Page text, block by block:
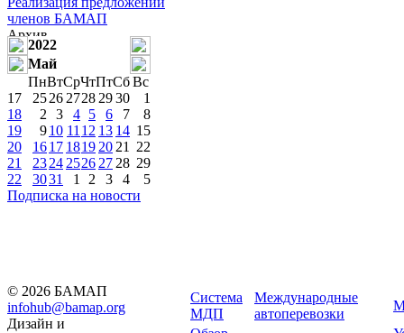
членов БАМАП
2022
Май
ПнВтСрЧтПтСбВс
17
2526 2728 2930
1
18
2 3 4 5 6 7
8
19
910 11 12 13 14 15
20
1617 1819 20 21
22
21
2324 2526 27 28 29
22
3031 1 2 3 4
5
Подписка на новости
© 2026 БАМАП
infohub@bamap.org
Дизайн и
Система
МДП
Международные
автоперевозки